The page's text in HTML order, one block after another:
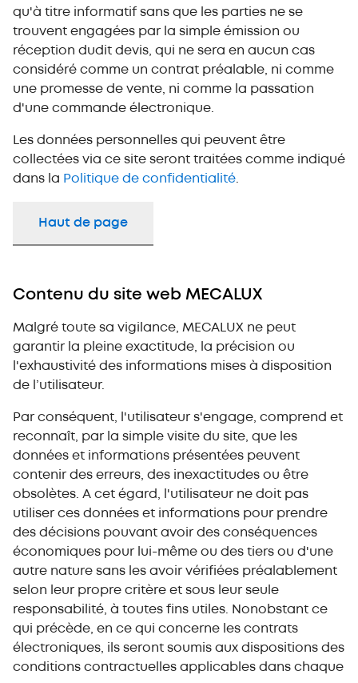
qu'à titre informatif sans que les parties ne se
trouvent engagées par la simple émission ou
réception dudit devis, qui ne sera en aucun cas
considéré comme un contrat préalable, ni comme
une promesse de vente, ni comme la passation
d'une commande électronique.
Les données personnelles qui peuvent être
collectées via ce site seront traitées comme indiqué
dans la Politique de confidentialité
Haut de page
Contenu du site web MECALUX
Malgré toute sa vigilance, MECALUX ne peut
garantir la pleine exactitude, la précision ou
l'exhaustivité des informations mises à disposition
de l’utilisateur.
Par conséquent, l'utilisateur s'engage, comprend et
reconnaît, par la simple visite du site, que les
données et informations présentées peuvent
contenir des erreurs, des inexactitudes ou être
obsolètes. A cet égard, l'utilisateur ne doit pas
utiliser ces données et informations pour prendre
des décisions pouvant avoir des conséquences
économiques pour lui-même ou des tiers ou d'une
autre nature sans les avoir vérifiées préalablement
selon leur propre critère et sous leur seule
responsabilité, à toutes fins utiles. Nonobstant ce
qui précède, en ce qui concerne les contrats
électroniques, ils seront soumis aux dispositions des
conditions contractuelles applicables dans chaque